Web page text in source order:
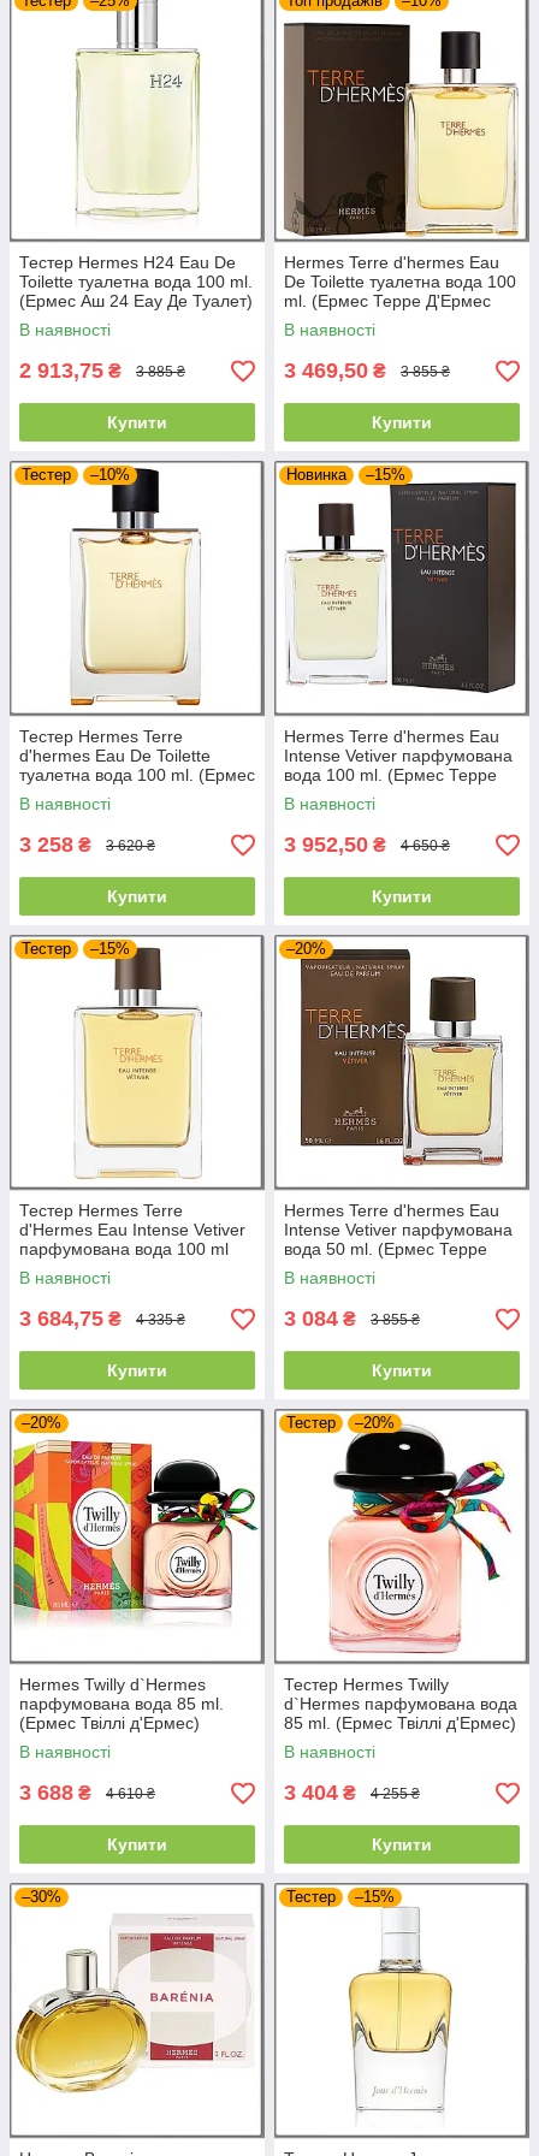
Тестер Hermes H24 Eau De
Toilette туалетна вода 100 ml.
(Ермес Аш 24 Еау Де Туалет)
В наявності
2 913,75 ₴ 3 885 ₴
Купити
Hermes Terre d'hermes Eau
De Toilette туалетна вода 100
ml. (Ермес Терре Д'Ермес
Еау де Туалет)
В наявності
3 469,50 ₴ 3 855 ₴
Купити
Тестер –10%
Тестер Hermes Terre
d'hermes Eau De Toilette
туалетна вода 100 ml. (Ермес
Терре Д'Ермес Еау де
Туалет)
В наявності
3 258 ₴ 3 620 ₴
Купити
Новинка –15%
Hermes Terre d'hermes Eau
Intense Vetiver парфумована
вода 100 ml. (Ермес Терре
Д'Ермес Еау Інтенс Ветівер)
В наявності
3 952,50 ₴ 4 650 ₴
Купити
Тестер –15%
Тестер Hermes Terre
d'Hermes Eau Intense Vetiver
парфумована вода 100 ml
(Ермес Терре Д'Ермес Еау
Інтенс Ветівер)
В наявності
3 684,75 ₴ 4 335 ₴
Купити
–20%
Hermes Terre d'hermes Eau
Intense Vetiver парфумована
вода 50 ml. (Ермес Терре
Д'Ермес Еау Інтенс Ветівер)
В наявності
3 084 ₴ 3 855 ₴
Купити
–20%
Hermes Twilly d`Hermes
парфумована вода 85 ml.
(Ермес Твіллі д'Ермес)
В наявності
3 688 ₴ 4 610 ₴
Купити
Тестер –20%
Тестер Hermes Twilly
d`Hermes парфумована вода
85 ml. (Ермес Твіллі д'Ермес)
В наявності
3 404 ₴ 4 255 ₴
Купити
–30% Тестер –15%